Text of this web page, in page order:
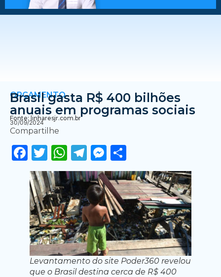
ORÇAMENTO
Brasil gasta R$ 400 bilhões
anuais em programas sociais
Fonte: linharesjr.com.br
30/09/2024
Compartilhe
Facebook
Twitter
WhatsApp
Telegram
Messenger
Levantamento do site Poder360 revelou
que o Brasil destina cerca de R$ 400